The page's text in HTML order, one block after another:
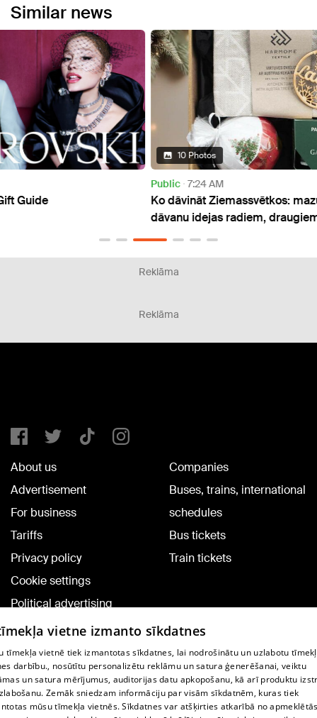
Similar news
10 Photos
Ko dāvināt Ziemassvētkos: mazu un pārdomātu
dāvanu idejas radiem, draugiem, kolēģiem
Reklāma
Reklāma
About us
Advertisement
For business
Tariffs
Privacy policy
Cookie settings
Political advertising
Cookie policy
Commenting terms
Companies
Buses, trains, international
schedules
Bus tickets
Train tickets
TV program
Contract rules
vietne izmanto sīkdatnes
tīmekļa vietnē tiek izmantotas sīkdatnes, lai nodrošinātu un uzlabotu
darbību., nosūtītu personalizētu reklāmu un satura ģenerēšanai, veiktu
un satura mērījumus, auditorijas datu apkopošanu, kā arī produktu
Zemāk sniedzam informāciju par visām sīkdatnēm, kuras tiek
mūsu tīmekļa vietnēs. Sīkdatnes var atšķirties atkarībā no